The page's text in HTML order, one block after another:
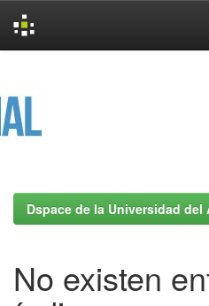
Dspace de la Universidad del
No existen